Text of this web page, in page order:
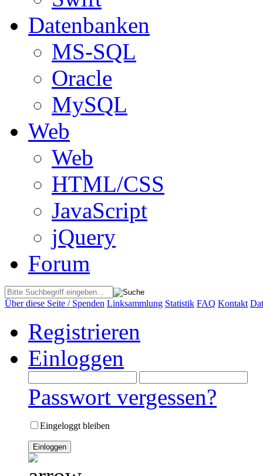
Datenbanken
MS-SQL
Oracle
MySQL
Web
Web
HTML/CSS
JavaScript
jQuery
Forum
Über diese Seite / Spenden Linksammlung Statistik FAQ Kontakt
Registrieren
Einloggen
Passwort vergessen?
Eingeloggt bleiben